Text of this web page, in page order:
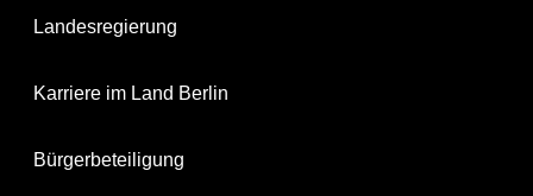
Landesregierung
Karriere im Land Berlin
Bürgerbeteiligung